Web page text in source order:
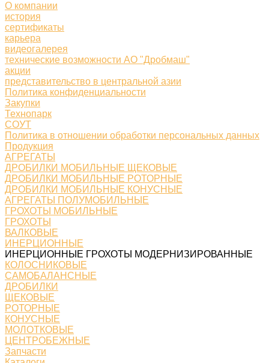
О компании
история
сертификаты
карьера
видеогалерея
технические возможности АО "Дробмаш"
акции
представительство в центральной азии
Политика конфиденциальности
Закупки
Технопарк
СОУТ
Политика в отношении обработки персональных данных
Продукция
АГРЕГАТЫ
ДРОБИЛКИ МОБИЛЬНЫЕ ЩЕКОВЫЕ
ДРОБИЛКИ МОБИЛЬНЫЕ РОТОРНЫЕ
ДРОБИЛКИ МОБИЛЬНЫЕ КОНУСНЫЕ
АГРЕГАТЫ ПОЛУМОБИЛЬНЫЕ
ГРОХОТЫ МОБИЛЬНЫЕ
ГРОХОТЫ
ВАЛКОВЫЕ
ИНЕРЦИОННЫЕ
ИНЕРЦИОННЫЕ ГРОХОТЫ МОДЕРНИЗИРОВАННЫЕ
КОЛОСНИКОВЫЕ
САМОБАЛАНСНЫЕ
ДРОБИЛКИ
ЩЕКОВЫЕ
РОТОРНЫЕ
КОНУСНЫЕ
МОЛОТКОВЫЕ
ЦЕНТРОБЕЖНЫЕ
Запчасти